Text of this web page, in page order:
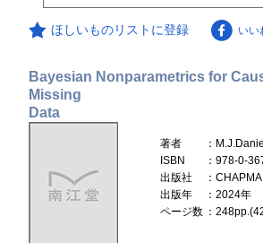
ほしいものリストに登録 いい
Bayesian Nonparametrics for
Missing
Data
著者
：
ISBN
：978-0-
出版社
：
出版年
：2024年
ページ数 ：